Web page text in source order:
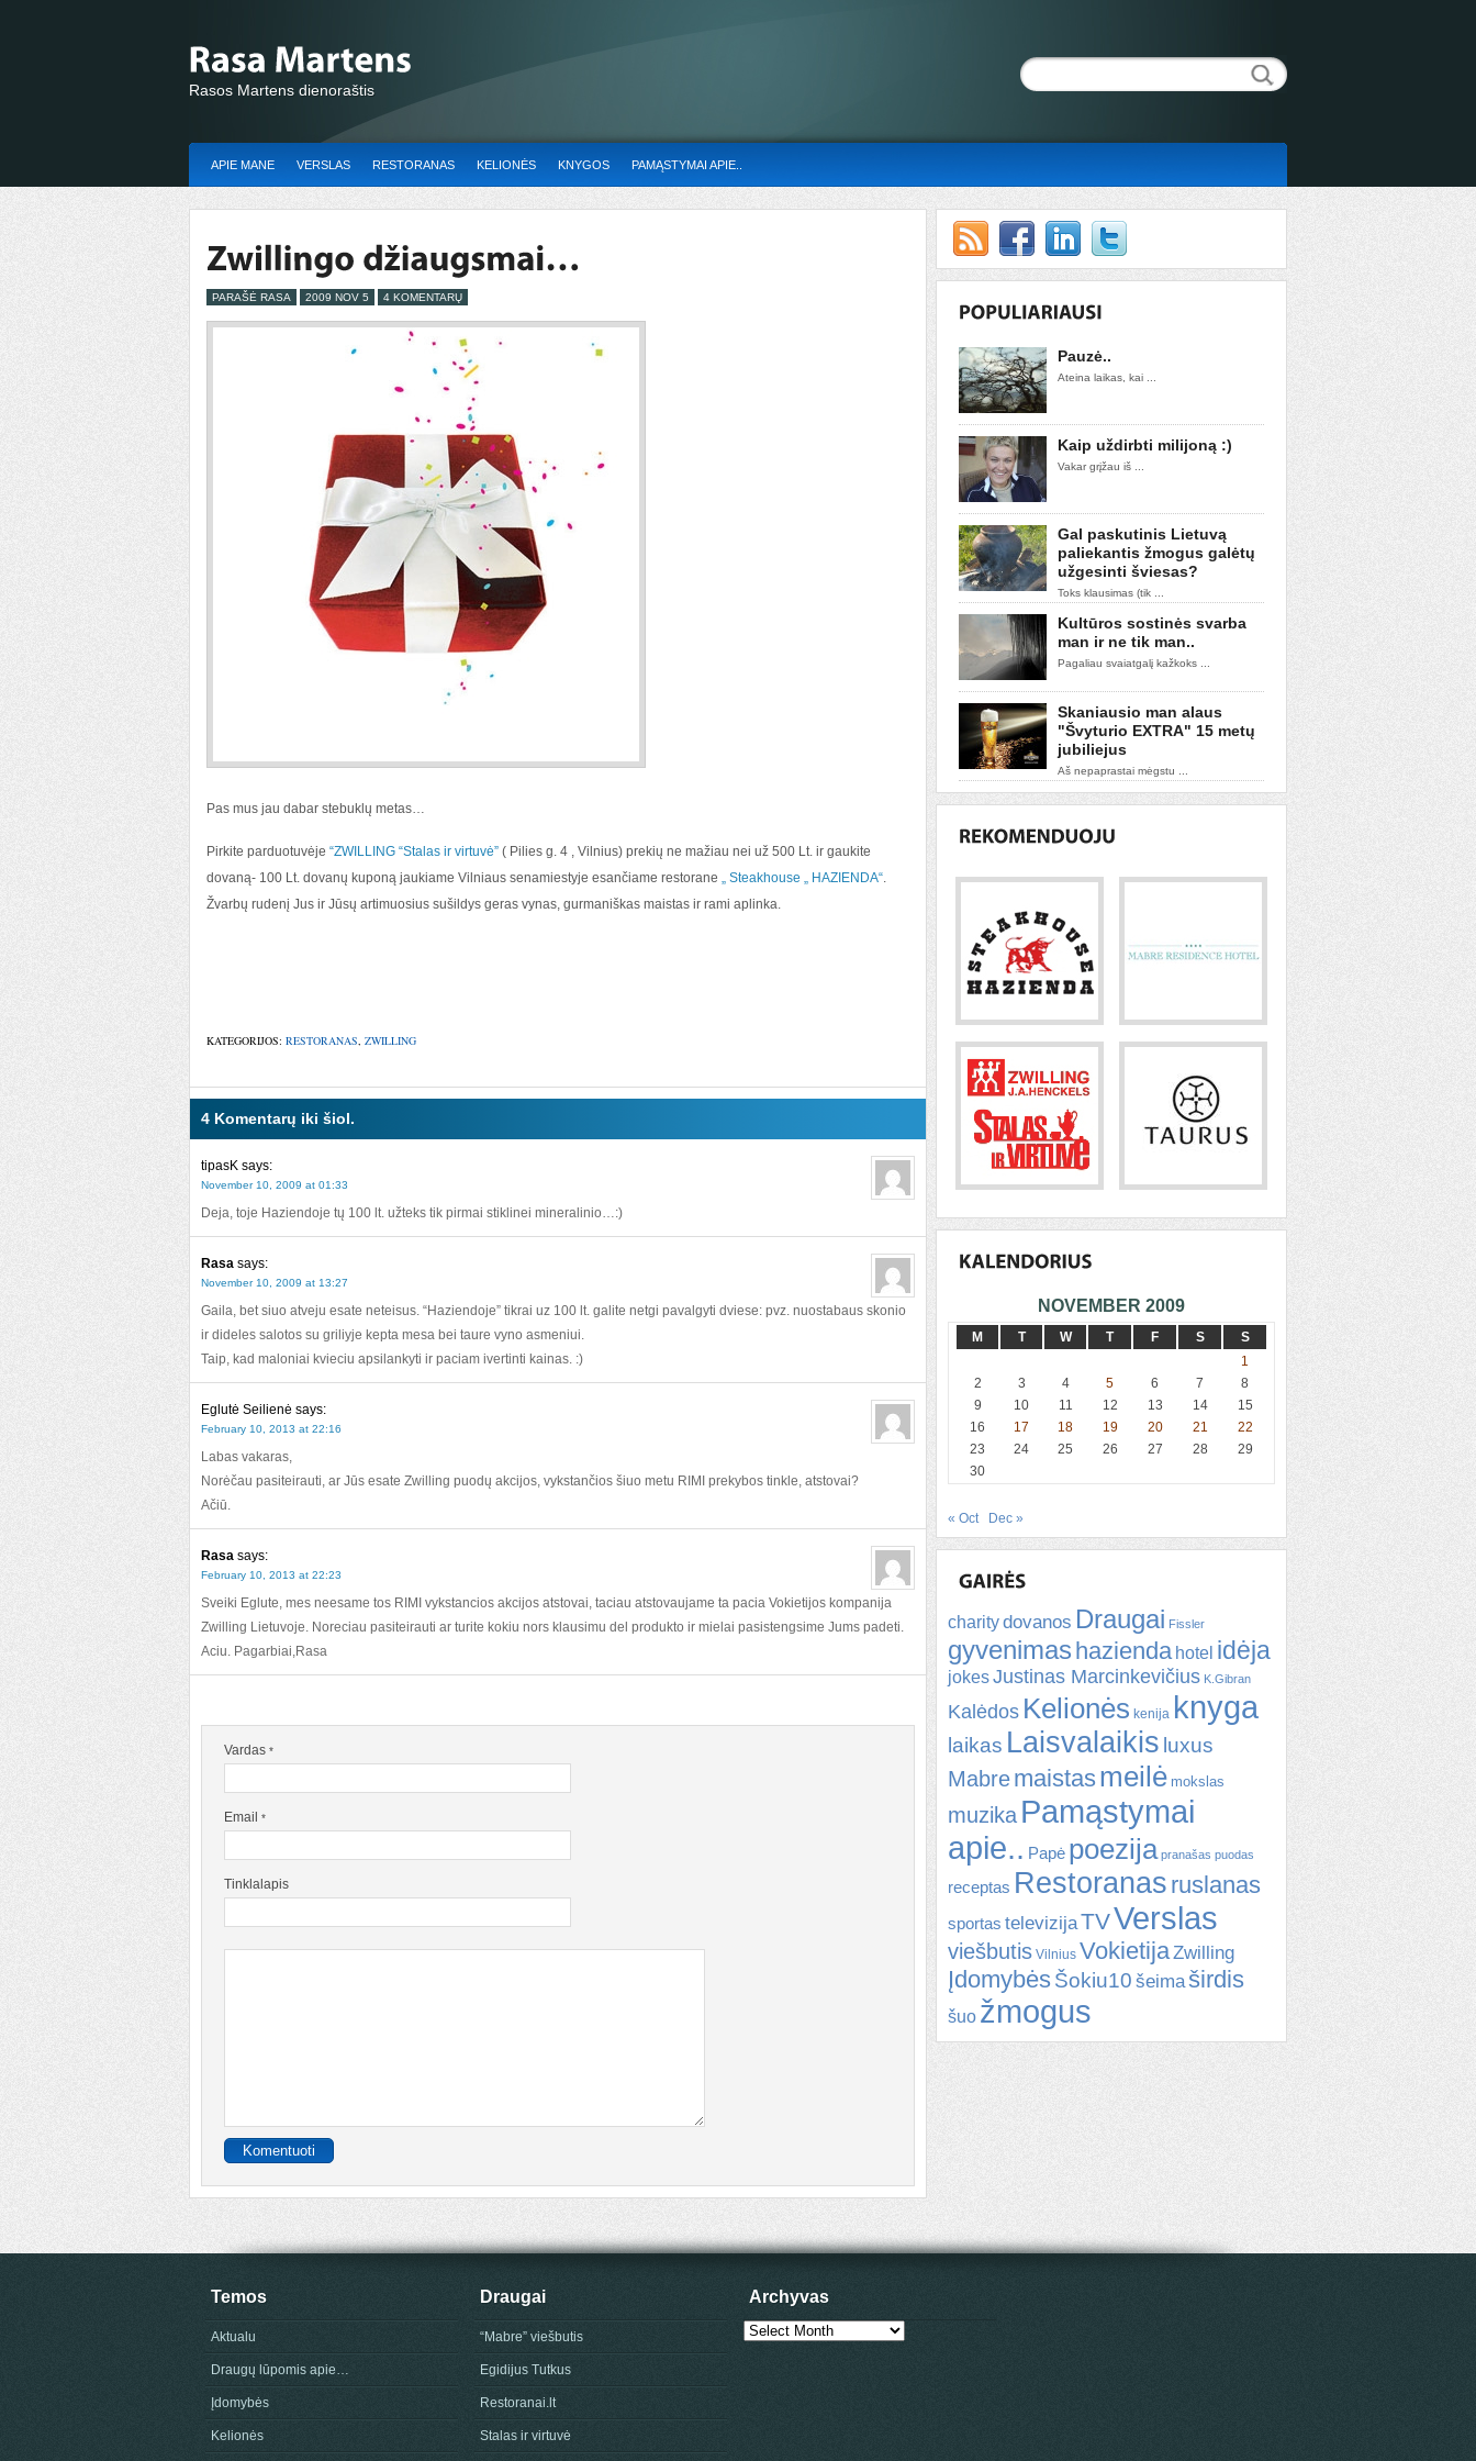
Rasos Martens dienoraštis
APIE MANE VERSLAS RESTORANAS KELIONĖS KNYGOS PAMĄSTYMAI APIE..
PARAŠĖ RASA 2009 NOV 5 4 KOMENTARŲ
Pas mus jau dabar stebuklų metas…
Pirkite parduotuvėje “ZWILLING “Stalas ir virtuvė” ( Pilies g. 4 , Vilnius) prekių ne mažiau nei už 500 Lt. ir gaukite
dovaną- 100 Lt. dovanų kuponą jaukiame Vilniaus senamiestyje esančiame restorane „ Steakhouse „ HAZIENDA“.
Žvarbų rudenį Jus ir Jūsų artimuosius sušildys geras vynas, gurmaniškas maistas ir rami aplinka.
KATEGORIJOS: RESTORANAS, ZWILLING
4 Komentarų iki šiol.
tipasK says:
November 10, 2009 at 01:33
Deja, toje Haziendoje tų 100 lt. užteks tik pirmai stiklinei mineralinio…:)
Rasa says:
November 10, 2009 at 13:27
Gaila, bet siuo atveju esate neteisus. “Haziendoje” tikrai uz 100 lt. galite netgi pavalgyti dviese: pvz. nuostabaus skonio
ir dideles salotos su griliyje kepta mesa bei taure vyno asmeniui.
Taip, kad maloniai kvieciu apsilankyti ir paciam ivertinti kainas. :)
Eglutė Seilienė says:
February 10, 2013 at 22:16
Labas vakaras,
Norėčau pasiteirauti, ar Jūs esate Zwilling puodų akcijos, vykstančios šiuo metu RIMI prekybos tinkle, atstovai?
Ačiū.
Rasa says:
February 10, 2013 at 22:23
Sveiki Eglute, mes neesame tos RIMI vykstancios akcijos atstovai, taciau atstovaujame ta pacia Vokietijos kompanija
Zwilling Lietuvoje. Noreciau pasiteirauti ar turite kokiu nors klausimu del produkto ir mielai pasistengsime Jums padeti.
Aciu. Pagarbiai,Rasa
Vardas *
Email *
Tinklalapis
Pauzė..
Ateina laikas, kai ...
Kaip uždirbti milijoną :)
Vakar grįžau iš ...
Gal paskutinis Lietuvą
paliekantis žmogus galėtų
užgesinti šviesas?
Toks klausimas (tik ...
Kultūros sostinės svarba
man ir ne tik man..
Pagaliau svaiatgalį kažkoks ...
Skaniausio man alaus
"Švyturio EXTRA" 15 metų
jubiliejus
Aš nepaprastai mėgstu ...
NOVEMBER 2009
M T W T F S
S
1
2
3 4 5 6 7
8
9
10 11 12 13 14
15
16
17 18 19 20 21
22
23
24 25 26 27 28
29
30
« Oct Dec »
charitydovanos Draugai Fissler
gyvenimas hazienda hotel idėja
jokesJustinas Marcinkevičius K.Gibran
Kalėdos Kelionės kenija knyga
laikas Laisvalaikis luxus
Mabremaistasmeilė mokslas
muzika Pamąstymai
apie.. Papė poezija pranašas puodas
receptas Restoranas ruslanas
sportas televizijaTVVerslas
viešbutis Vilnius VokietijaZwilling
ĮdomybėsŠokiu10 šeimaširdis
šuo žmogus
Temos
Aktualu
Draugų lūpomis apie…
Įdomybės
Kelionės
Draugai
“Mabre” viešbutis
Egidijus Tutkus
Restoranai.lt
Stalas ir virtuvė
Archyvas
Archyvas